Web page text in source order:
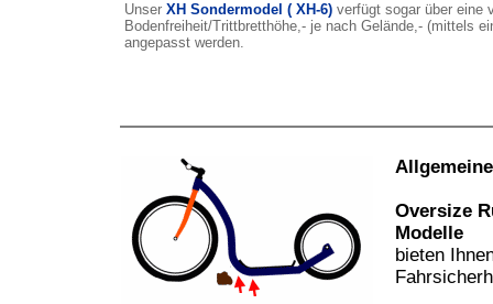
Unser XH Sondermodel ( XH-6) verfügt sogar über eine
Bodenfreiheit/Trittbretthöhe,- je nach Gelände,- (mittels
angepasst werden.
Oversize
Modelle
bieten